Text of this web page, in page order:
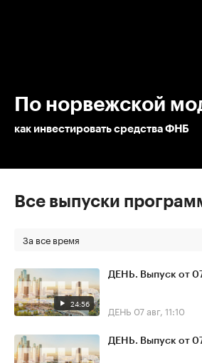
По норвежской
как инвестировать средства ФНБ
Все выпуски
За все время
24:56
ДЕНЬ. Выпуск от
ДЕНЬ 07 авг, 11:10
ДЕНЬ. Выпуск от